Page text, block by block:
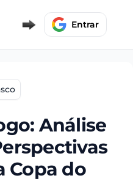
Entrar
Análise
Copa do